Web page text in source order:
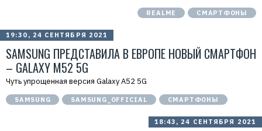
REALME СМАРТФОНЫ
19:30, 24 СЕНТЯБРЯ 2021
SAMSUNG ПРЕДСТАВИЛА В ЕВРОПЕ НОВЫЙ СМАРТФОН
– GALAXY M52 5G
Чуть упрощенная версия Galaxy A52 5G
SAMSUNG SAMSUNG_OFFICIAL СМАРТФОНЫ
18:43, 24 СЕНТЯБРЯ 2021